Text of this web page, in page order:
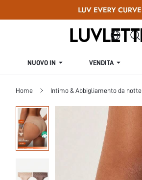
NUOVO IN VENDITA
Home Intimo & Abbigliamento da notte